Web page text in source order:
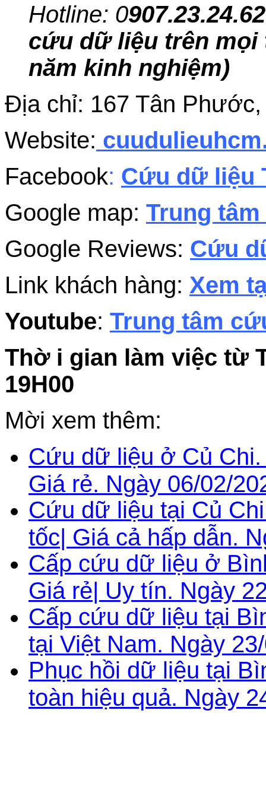
Hotline: 0
cứu dữ liệu trên
năm kinh nghiệm)
Địa chỉ: 167 Tân
Website:
Facebook: Cứu dữ liệu
Google map: Trung
Google Reviews: Cứu
Link khách hàng: Xem
Youtube: Trung tâm
Thờ i gian làm việc từ
19H00
Mời xem thêm:
Cứu dữ liệu ở Củ
Giá rẻ. Ngày 06/02/
Cứu dữ liệu tại Củ
tốc| Giá cả hấp dẫn.
Cấp cứu dữ liệu ở
Giá rẻ| Uy tín. Ngày
Cấp cứu dữ liệu tại
tại Việt Nam. Ngày
Phục hồi dữ liệu tại
toàn hiệu quả. Ngày